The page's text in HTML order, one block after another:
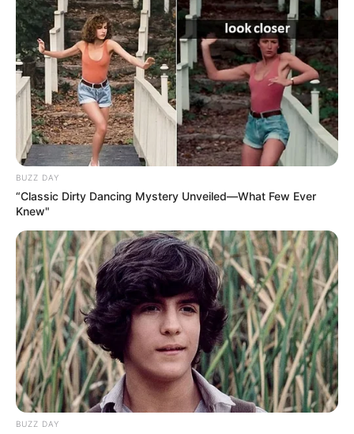
BUZZ DAY
“Classic Dirty Dancing Mystery Unveiled—What Few Ever
Knew"
BUZZ DAY